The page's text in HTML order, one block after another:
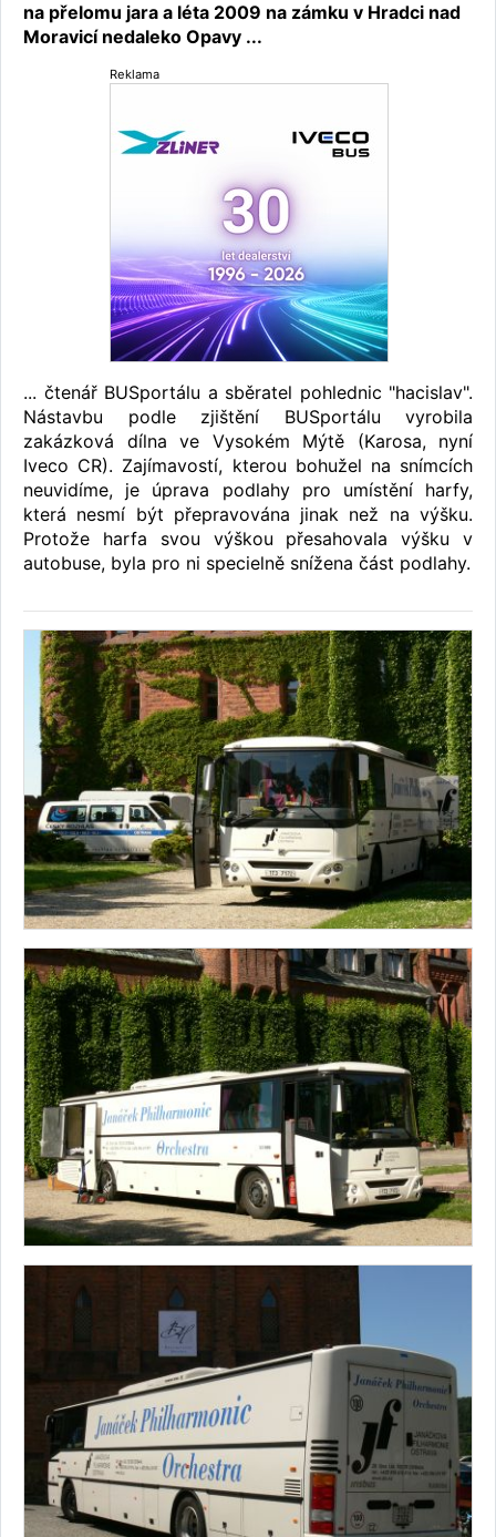
na přelomu jara a léta 2009 na zámku v Hradci nad
Moravicí nedaleko Opavy ...
Reklama
... čtenář BUSportálu a sběratel pohlednic "hacislav".
Nástavbu podle zjištění BUSportálu vyrobila
zakázková dílna ve Vysokém Mýtě (Karosa, nyní
Iveco CR). Zajímavostí, kterou bohužel na snímcích
neuvidíme, je úprava podlahy pro umístění harfy,
která nesmí být přepravována jinak než na výšku.
Protože harfa svou výškou přesahovala výšku v
autobuse, byla pro ni specielně snížena část podlahy.